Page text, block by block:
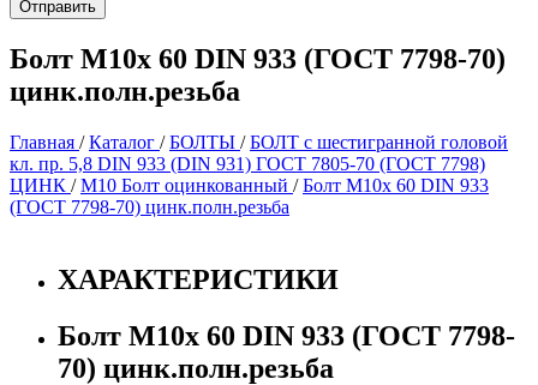
Болт М10х 60 DIN 933 (ГОСТ 7798-70)
цинк.полн.резьба
Главная /Каталог /БОЛТЫ /БОЛТ с шестигранной головой
кл. пр. 5,8 DIN 933 (DIN 931) ГОСТ 7805-70 (ГОСТ 7798)
ЦИНК /М10 Болт оцинкованный /Болт М10х 60 DIN 933
(ГОСТ 7798-70) цинк.полн.резьба
ХАРАКТЕРИСТИКИ
Болт М10х 60 DIN 933 (ГОСТ 7798-
70) цинк.полн.резьба